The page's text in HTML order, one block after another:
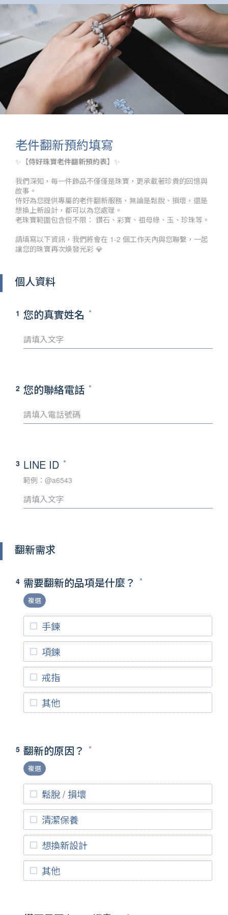
老件翻新預約填寫
✨【侍好珠寶老件翻新預約表】 ✨
我們深知，每一件飾品不僅僅是珠寶，更承載著珍貴的回憶與
故事。
侍好為您提供專屬的老件翻新服務，無論是鬆脫、損壞，還是
想換上新設計，都可以為您處理。
老珠寶範圍包含但不限： 鑽石、彩寶、祖母綠、玉、珍珠等。
請填寫以下資訊，我們將會在 1-2 個工作天內與您聯繫，一起
讓您的珠寶再次煥發光彩 💎
個人資料
1 您的真實姓名
2 您的聯絡電話
3 LINE ID
範例：@a6543
翻新需求
4 需要翻新的品項是什麼？
複選
手鍊
項鍊
戒指
其他
5 翻新的原因？
複選
鬆脫 / 損壞
清潔保養
想換新設計
其他